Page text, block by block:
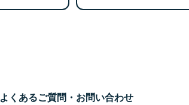
よくあるご質問・お問い合わせ